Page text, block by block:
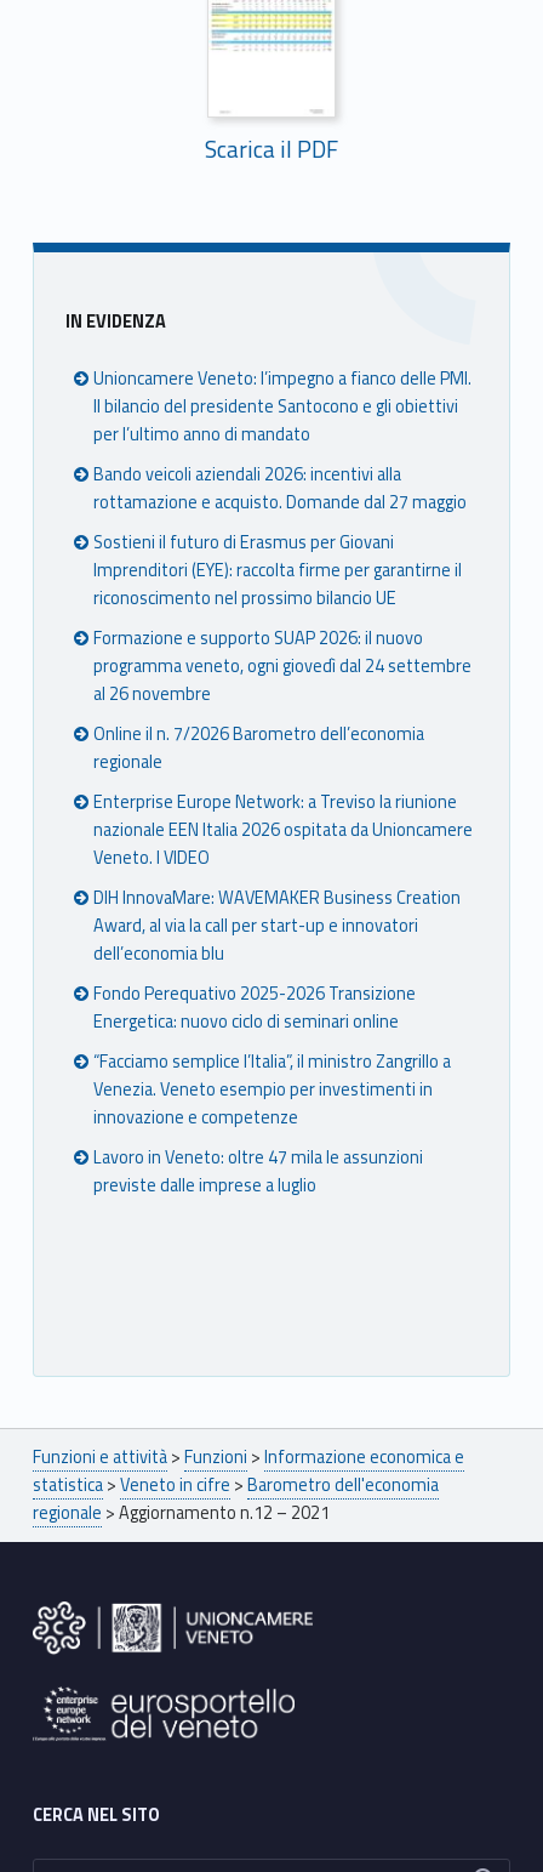
Scarica il PDF
Sidebar
IN EVIDENZA
Unioncamere Veneto: l’impegno a fianco delle PMI.
Il bilancio del presidente Santocono e gli obiettivi
per l’ultimo anno di mandato
Bando veicoli aziendali 2026: incentivi alla
rottamazione e acquisto. Domande dal 27 maggio
Sostieni il futuro di Erasmus per Giovani
Imprenditori (EYE): raccolta firme per garantirne il
riconoscimento nel prossimo bilancio UE
Formazione e supporto SUAP 2026: il nuovo
programma veneto, ogni giovedì dal 24 settembre
al 26 novembre
Online il n. 7/2026 Barometro dell’economia
regionale
Enterprise Europe Network: a Treviso la riunione
nazionale EEN Italia 2026 ospitata da Unioncamere
Veneto. I VIDEO
DIH InnovaMare: WAVEMAKER Business Creation
Award, al via la call per start-up e innovatori
dell’economia blu
Fondo Perequativo 2025-2026 Transizione
Energetica: nuovo ciclo di seminari online
“Facciamo semplice l’Italia”, il ministro Zangrillo a
Venezia. Veneto esempio per investimenti in
innovazione e competenze
Lavoro in Veneto: oltre 47 mila le assunzioni
previste dalle imprese a luglio
Breadcrumbs navigation
Funzioni e attività>Funzioni >Informazione economica e
statistica>Veneto in cifre >Barometro dell'economia
regionale >Aggiornamento n.12 – 2021
CERCA NEL SITO
Ricerca per: